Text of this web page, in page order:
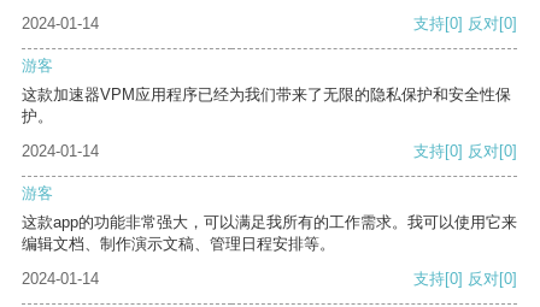
2024-01-14
支持[0] 反对[0]
游客
这款加速器VPM应用程序已经为我们带来了无限的隐私保护和安全性保
护。
2024-01-14
支持[0] 反对[0]
游客
这款app的功能非常强大，可以满足我所有的工作需求。我可以使用它来
编辑文档、制作演示文稿、管理日程安排等。
2024-01-14
支持[0] 反对[0]